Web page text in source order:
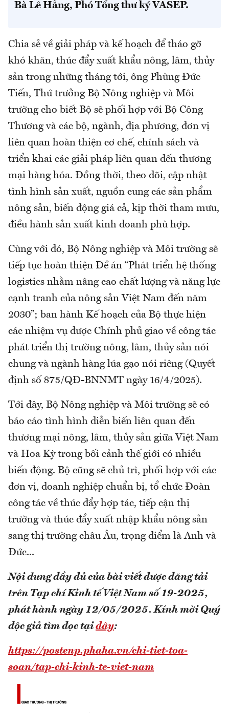
Bà Lê Hằng, Phó Tổng thư ký VASEP.
Chia sẻ về giải pháp và kế hoạch để tháo gỡ
khó khăn, thúc đẩy xuất khẩu nông, lâm, thủy
sản trong những tháng tới, ông Phùng Đức
Tiến, Thứ trưởng Bộ Nông nghiệp và Môi
trường cho biết Bộ sẽ phối hợp với Bộ Công
Thương và các bộ, ngành, địa phương, đơn vị
liên quan hoàn thiện cơ chế, chính sách và
triển khai các giải pháp liên quan đến thương
mại hàng hóa. Đồng thời, theo dõi, cập nhật
tình hình sản xuất, nguồn cung các sản phẩm
nông sản, biến động giá cả, kịp thời tham mưu,
điều hành sản xuất kinh doanh phù hợp.
Cùng với đó, Bộ Nông nghiệp và Môi trường sẽ
tiếp tục hoàn thiện Đề án “Phát triển hệ thống
logistics nhằm nâng cao chất lượng và năng lực
cạnh tranh của nông sản Việt Nam đến năm
2030”; ban hành Kế hoạch của Bộ thực hiện
các nhiệm vụ được Chính phủ giao về công tác
phát triển thị trường nông, lâm, thủy sản nói
chung và ngành hàng lúa gạo nói riêng (Quyết
định số 875/QĐ-BNNMT ngày 16/4/2025).
Tới đây, Bộ Nông nghiệp và Môi trường sẽ có
báo cáo tình hình diễn biến liên quan đến
thương mại nông, lâm, thủy sản giữa Việt Nam
và Hoa Kỳ trong bối cảnh thế giới có nhiều
biến động. Bộ cũng sẽ chủ trì, phối hợp với các
đơn vị, doanh nghiệp chuẩn bị, tổ chức Đoàn
công tác về thúc đẩy hợp tác, tiếp cận thị
trường và thúc đẩy xuất nhập khẩu nông sản
sang thị trường châu Âu, trọng điểm là Anh và
Đức...
Nội dung đầy đủ của bài viết được đăng tải
trên Tạp chí Kinh tế Việt Nam số 19-2025,
phát hành ngày 12/05/2025. Kính mời Quý
độc giả tìm đọc tại đây:
https://postenp.phaha.vn/chi-tiet-toa-
soan/tap-chi-kinh-te-viet-nam